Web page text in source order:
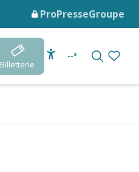
--°
Billetterie
ProPresseGroupe